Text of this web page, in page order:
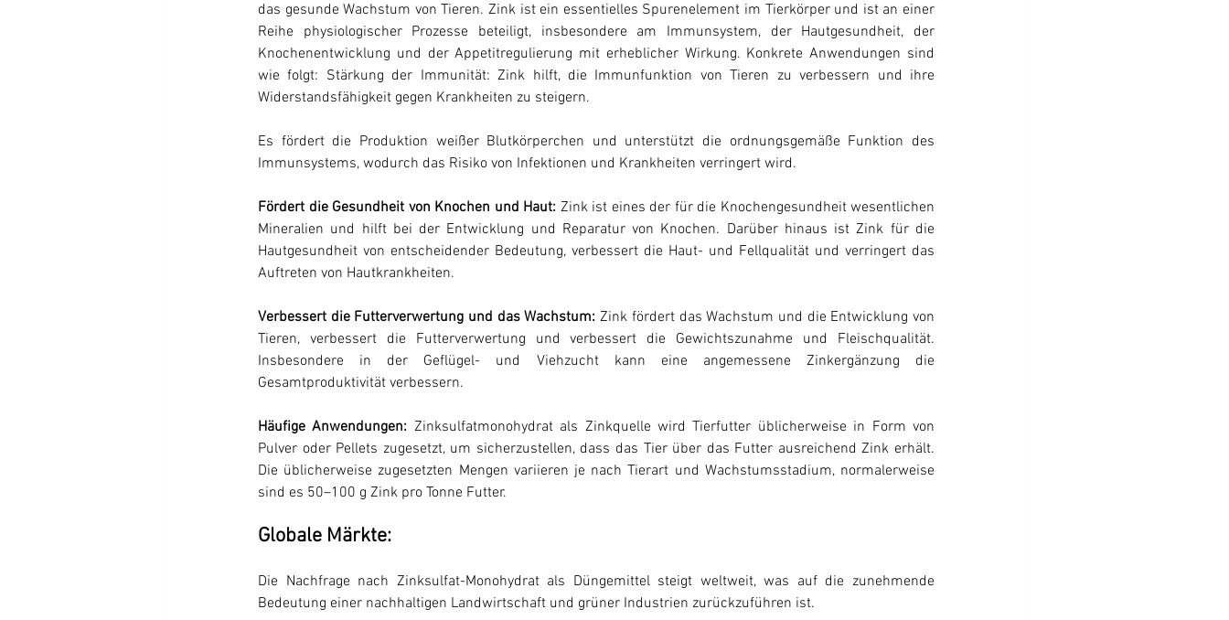
das gesunde Wachstum von Tieren. Zink ist ein essentielles Spurenelement im Tierkörper und ist an einer
Reihe physiologischer Prozesse beteiligt, insbesondere am Immunsystem, der Hautgesundheit, der
Knochenentwicklung und der Appetitregulierung mit erheblicher Wirkung. Konkrete Anwendungen sind
wie folgt: Stärkung der Immunität: Zink hilft, die Immunfunktion von Tieren zu verbessern und ihre
Widerstandsfähigkeit gegen Krankheiten zu steigern.
Es fördert die Produktion weißer Blutkörperchen und unterstützt die ordnungsgemäße Funktion des
Immunsystems, wodurch das Risiko von Infektionen und Krankheiten verringert wird.
Fördert die Gesundheit von Knochen und Haut: Zink ist eines der für die Knochengesundheit wesentlichen
Mineralien und hilft bei der Entwicklung und Reparatur von Knochen. Darüber hinaus ist Zink für die
Hautgesundheit von entscheidender Bedeutung, verbessert die Haut- und Fellqualität und verringert das
Auftreten von Hautkrankheiten.
Verbessert die Futterverwertung und das Wachstum: Zink fördert das Wachstum und die Entwicklung von
Tieren, verbessert die Futterverwertung und verbessert die Gewichtszunahme und Fleischqualität.
Insbesondere in der Geflügel- und Viehzucht kann eine angemessene Zinkergänzung die
Gesamtproduktivität verbessern.
Häufige Anwendungen: Zinksulfatmonohydrat als Zinkquelle wird Tierfutter üblicherweise in Form von
Pulver oder Pellets zugesetzt, um sicherzustellen, dass das Tier über das Futter ausreichend Zink erhält.
Die üblicherweise zugesetzten Mengen variieren je nach Tierart und Wachstumsstadium, normalerweise
sind es 50–100 g Zink pro Tonne Futter.
Globale Märkte:
Die Nachfrage nach Zinksulfat-Monohydrat als Düngemittel steigt weltweit, was auf die zunehmende
Bedeutung einer nachhaltigen Landwirtschaft und grüner Industrien zurückzuführen ist.